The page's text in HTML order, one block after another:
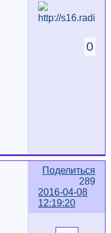
0
Поделиться
289
2016-04-08
12:19:20